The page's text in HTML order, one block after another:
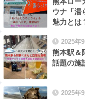
ウナ「湯
魅力とは
2025年
熊本駅＆
話題の施
2025年